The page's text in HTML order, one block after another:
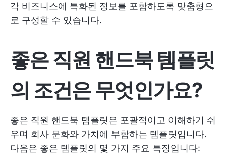
각 비즈니스에 특화된 정보를 포함하도록 맞춤형으
로 구성할 수 있습니다.
좋은 직원 핸드북 템플릿
의 조건은 무엇인가요?
좋은 직원 핸드북 템플릿은 포괄적이고 이해하기 쉬
우며 회사 문화와 가치에 부합하는 템플릿입니다.
다음은 좋은 템플릿의 몇 가지 주요 특징입니다: